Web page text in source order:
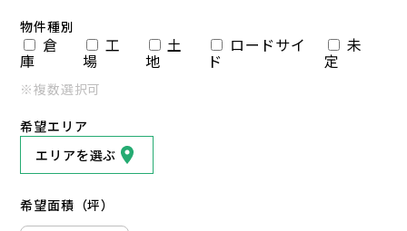
物件種別
倉
庫
工
場
土
地
ロードサイ
ド
未
定
※複数選択可
希望エリア
エリアを選ぶ
希望面積（坪）